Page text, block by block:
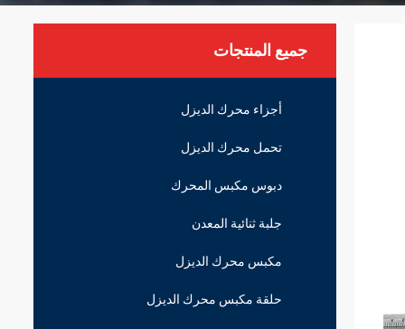
جميع المنتجات
أجزاء محرك الديزل
تحمل محرك الديزل
دبوس مكبس المحرك
جلبة ثنائية المعدن
مكبس محرك الديزل
حلقة مكبس محرك الديزل